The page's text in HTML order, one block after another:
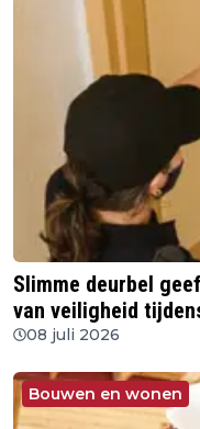
Slimme deurbel
van veiligheid
08 juli 2026
Bouwen en wonen